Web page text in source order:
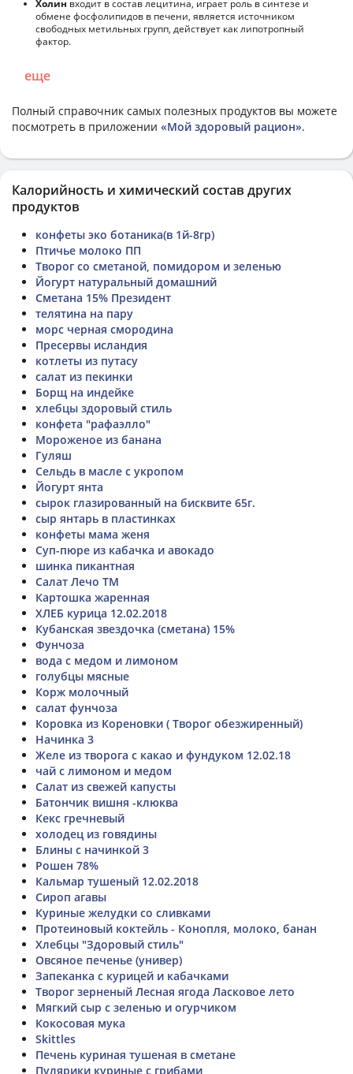
Холин входит в состав лецитина, играет роль в синтезе и
обмене фосфолипидов в печени, является источником
свободных метильных групп, действует как липотропный
фактор.
еще
Полный справочник самых полезных продуктов вы можете
посмотреть в приложении «Мой здоровый рацион».
Калорийность и химический состав других
продуктов
конфеты эко ботаника(в 1й-8гр)
Птичье молоко ПП
Творог со сметаной, помидором и зеленью
Йогурт натуральный домашний
Сметана 15% Президент
телятина на пару
морс черная смородина
Пресервы исландия
котлеты из путасу
салат из пекинки
Борщ на индейке
хлебцы здоровый стиль
конфета "рафаэлло"
Мороженое из банана
Гуляш
Сельдь в масле с укропом
Йогурт янта
сырок глазированный на бисквите 65г.
сыр янтарь в пластинках
конфеты мама женя
Суп-пюре из кабачка и авокадо
шинка пикантная
Салат Лечо ТМ
Картошка жаренная
ХЛЕБ курица 12.02.2018
Кубанская звездочка (сметана) 15%
Фунчоза
вода с медом и лимоном
голубцы мясные
Корж молочный
салат фунчоза
Коровка из Кореновки ( Творог обезжиренный)
Начинка 3
Желе из творога с какао и фундуком 12.02.18
чай с лимоном и медом
Салат из свежей капусты
Батончик вишня -клюква
Кекс гречневый
холодец из говядины
Блины с начинкой 3
Рошен 78%
Кальмар тушеный 12.02.2018
Сироп агавы
Куриные желудки со сливками
Протеиновый коктейль - Конопля, молоко, банан
Хлебцы "Здоровый стиль"
Овсяное печенье (универ)
Запеканка с курицей и кабачками
Творог зерненый Лесная ягода Ласковое лето
Мягкий сыр с зеленью и огурчиком
Кокосовая мука
Skittles
Печень куриная тушеная в сметане
Пулярики куриные с грибами